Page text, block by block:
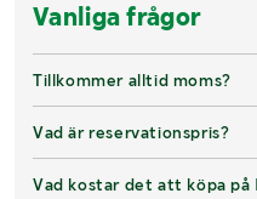
Vanliga frågor
Tillkommer alltid moms?
Vad är reservationspris?
Vad kostar det att köpa på